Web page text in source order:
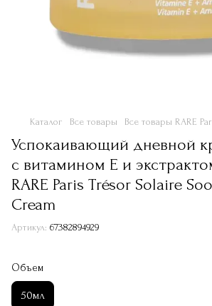
Каталог Все товары Все товары RARE
Успокаивающий дневной
с витамином Е и
RARE Paris Trésor Solaire
Cream
Артикул: 67382894929
Объем
50мл